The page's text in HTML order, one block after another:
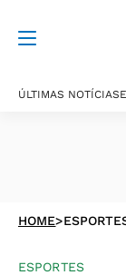
ÚLTIMAS NOTÍCIAS
HOME>
ESPORTES